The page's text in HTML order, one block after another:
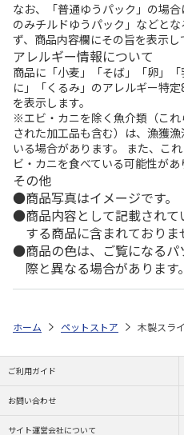
なお、「普通ゆうパック」の場
のみチルドゆうパック」などと
ず、商品内容欄にその旨を表示し
アレルギー情報について
商品に「小麦」「そば」「卵」
に」「くるみ」のアレルギー特
を表示します。
※エビ・カニを除く魚介類（こ
された加工品も含む）は、漁獲
いる場合があります。 また、こ
ビ・カニを食べている可能性があ
その他
商品写真はイメージです。
商品内容として記載され
する商品に含まれておりま
商品の色は、ご覧になる
際と異なる場合があります。
ホーム ペットストア 木製スラ
ご利用ガイド
お問い合わせ
サイト運営会社について